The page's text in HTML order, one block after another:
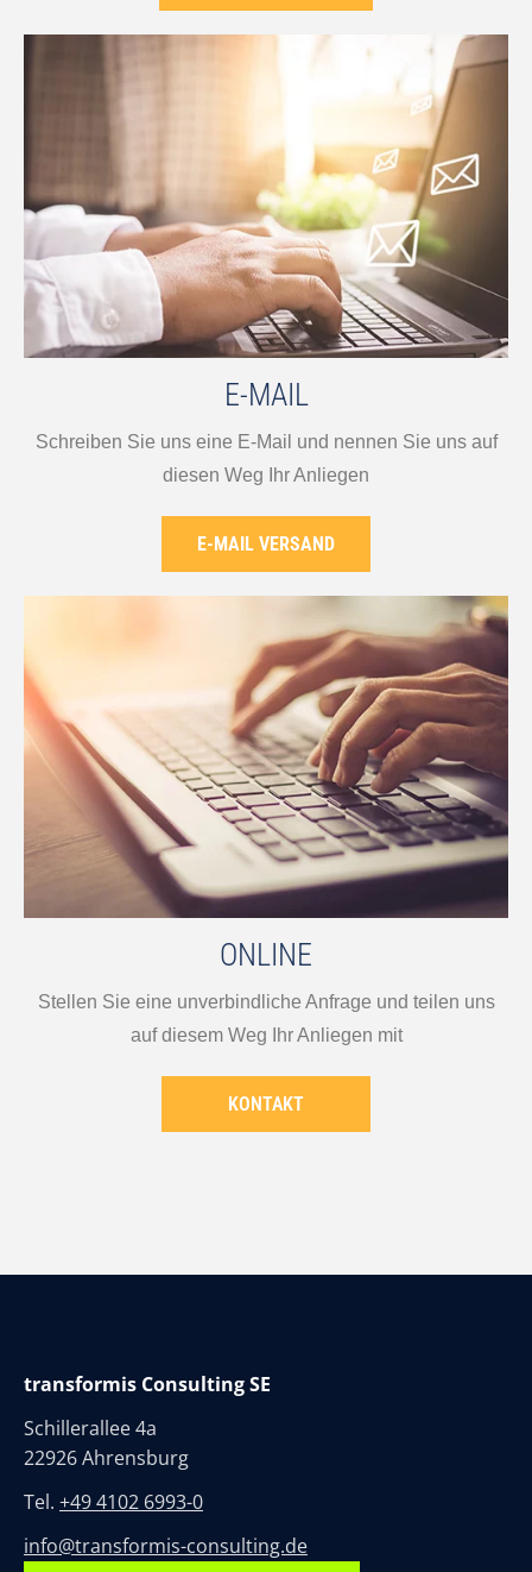
E-MAIL
Schreiben Sie uns eine E-Mail und nennen Sie uns auf
diesen Weg Ihr Anliegen
E-MAIL VERSAND
ONLINE
Stellen Sie eine unverbindliche Anfrage und teilen uns
auf diesem Weg Ihr Anliegen mit
KONTAKT
transformis Consulting SE
Schillerallee 4a
22926 Ahrensburg
Tel. +49 4102 6993-0
info@transformis-consulting.de